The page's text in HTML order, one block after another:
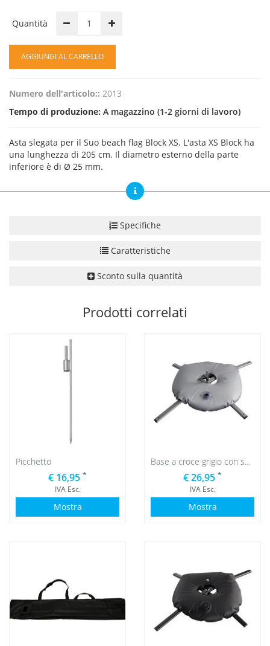
Quantità
AGGIUNGI AL CARRELLO
Numero dell'articolo:: 2013
Tempo di produzione: A magazzino (1-2 giorni di lavoro)
Asta slegata per il Suo beach flag Block XS. L'asta XS Block ha
una lunghezza di 205 cm. Il diametro esterno della parte
inferiore è di Ø 25 mm.
Specifiche
Caratteristiche
Sconto sulla quantità
Prodotti correlati
Picchetto
€ 16,95 *
IVA Esc.
Mostra
Base a croce grigio con sacca d'acqua grigio
€ 26,95 *
IVA Esc.
Mostra